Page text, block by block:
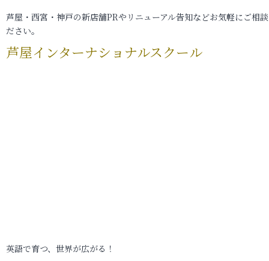
芦屋・西宮・神戸の新店舗PRやリニューアル告知などお気軽にご相
ださい。
芦屋インターナショナルスクール
英語で育つ、世界が広がる！